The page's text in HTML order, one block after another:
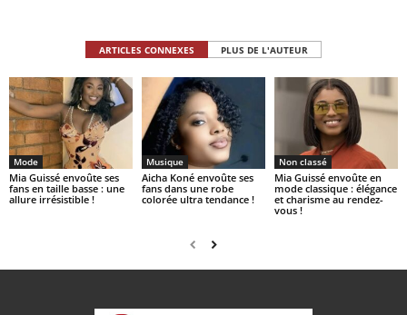
ARTICLES CONNEXES PLUS DE L'AUTEUR
Mode
Mia Guissé envoûte ses
fans en taille basse : une
allure irrésistible !
Musique
Aicha Koné envoûte ses
fans dans une robe
colorée ultra tendance !
Non classé
Mia Guissé envoûte en
mode classique : élégance
et charisme au rendez-
vous !